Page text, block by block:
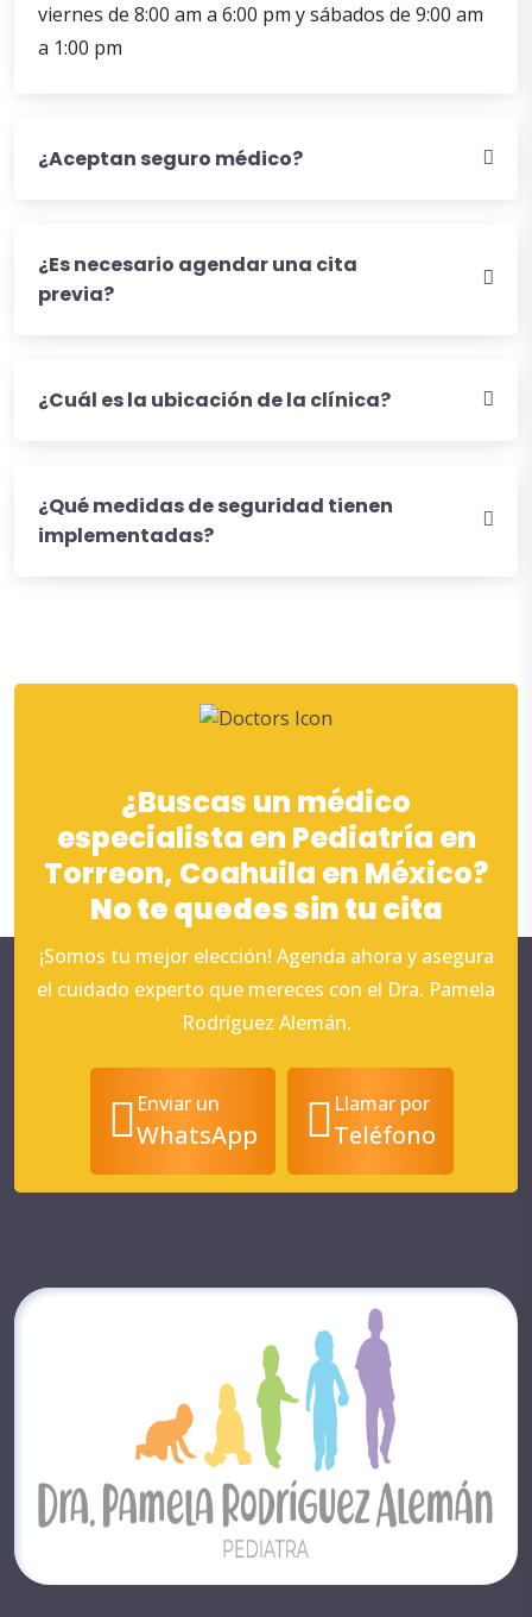
viernes de 8:00 am a 6:00 pm y sábados de 9:00 am
a 1:00 pm
¿Aceptan seguro médico?
¿Es necesario agendar una cita
previa?
¿Cuál es la ubicación de la clínica?
¿Qué medidas de seguridad tienen
implementadas?
¿Buscas un médico
especialista en Pediatría en
Torreon, Coahuila en México?
No te quedes sin tu cita
¡Somos tu mejor elección! Agenda ahora y asegura
el cuidado experto que mereces con el Dra. Pamela
Rodríguez Alemán.
Enviar un
WhatsApp
Llamar por
Teléfono